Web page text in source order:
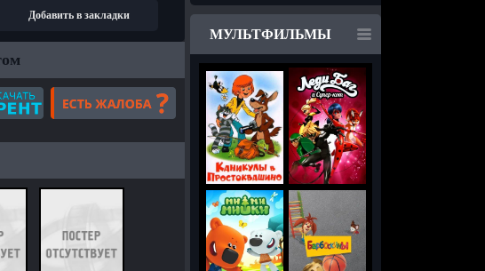
Добавить в закладки
МУЛЬТФИЛЬМЫ